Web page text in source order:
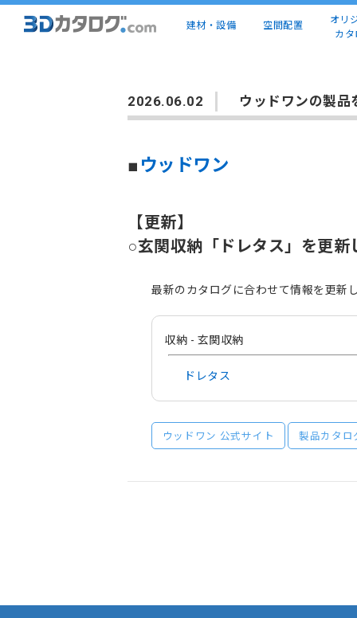
建材・設備 空間配置
オリ
カタ
2026.06.02 ウッドワンの製品
■ ウッドワン
【更新】
○玄関収納「ドレタス」を更新
最新のカタログに合わせて情報を更新
収納 - 玄関収納
ドレタス
ウッドワン 公式サイト 製品カタロ